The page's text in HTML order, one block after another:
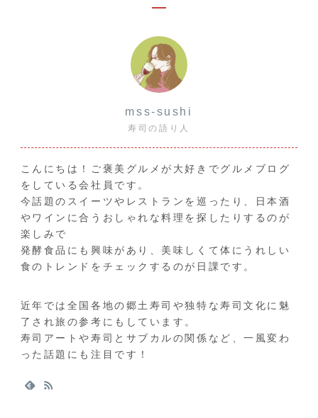
mss-sushi
寿司の語り人
こんにちは！ご褒美グルメが大好きでグルメブログ
をしている会社員です。
今話題のスイーツやレストランを巡ったり、日本酒
やワインに合うおしゃれな料理を探したりするのが
楽しみで
発酵食品にも興味があり、美味しくて体にうれしい
食のトレンドをチェックするのが日課です。
近年では全国各地の郷土寿司や独特な寿司文化に魅
了され旅の参考にもしています。
寿司アートや寿司とサブカルの関係など、一風変わ
った話題にも注目です！